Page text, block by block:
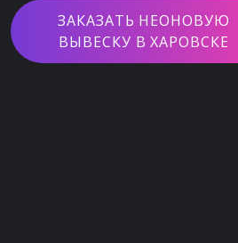
ЗАКАЗАТЬ НЕОНОВУЮ
ВЫВЕСКУ В ХАРОВСКЕ